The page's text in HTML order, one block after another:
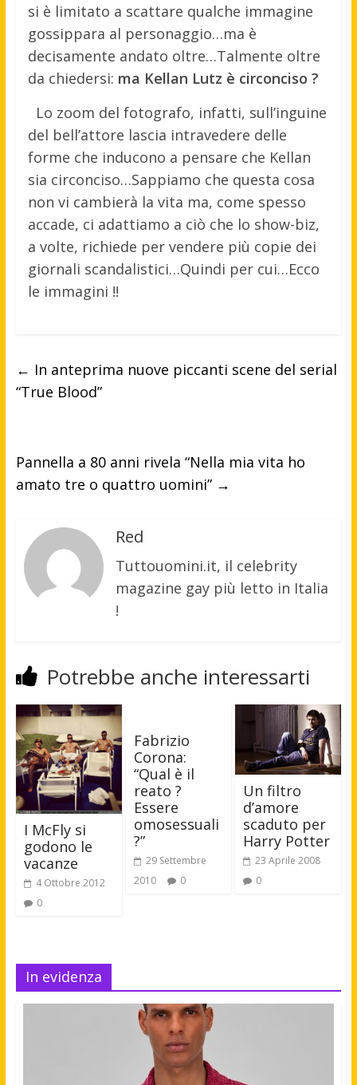
si è limitato a scattare qualche immagine
gossippara al personaggio…ma è
decisamente andato oltre…Talmente oltre
da chiedersi: ma Kellan Lutz è circonciso ?
Lo zoom del fotografo, infatti, sull’inguine
del bell’attore lascia intravedere delle
forme che inducono a pensare che Kellan
sia circonciso…Sappiamo che questa cosa
non vi cambierà la vita ma, come spesso
accade, ci adattiamo a ciò che lo show-biz,
a volte, richiede per vendere più copie dei
giornali scandalistici…Quindi per cui…Ecco
le immagini !!
← In anteprima nuove piccanti scene del serial
“True Blood”
Pannella a 80 anni rivela “Nella mia vita ho
amato tre o quattro uomini” →
Red
Tuttouomini.it, il celebrity
magazine gay più letto in Italia
!
Potrebbe anche interessarti
I McFly si
godono le
vacanze
4 Ottobre 2012
0
Fabrizio
Corona:
“Qual è il
reato ?
Essere
omosessuali
?”
29 Settembre
2010
0
Un filtro
d’amore
scaduto per
Harry Potter
23 Aprile 2008
0
In evidenza